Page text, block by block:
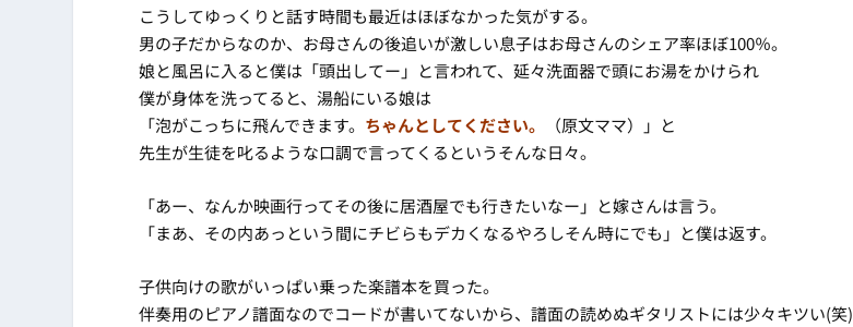
こうしてゆっくりと話す時間も最近はほぼなかった気がする。
男の子だからなのか、お母さんの後追いが激しい息子はお母さんのシェア率ほぼ100％。
娘と風呂に入ると僕は「頭出してー」と言われて、延々洗面器で頭にお湯をかけられ
僕が身体を洗ってると、湯船にいる娘は
「泡がこっちに飛んできます。 ちゃんとしてください。
（原文ママ）」と
先生が生徒を叱るような口調で言ってくるというそんな日々。
「あー、なんか映画行ってその後に居酒屋でも行きたいなー」と嫁さんは言う。
「まあ、その内あっという間にチビらもデカくなるやろしそん時にでも」と僕は返す。
子供向けの歌がいっぱい乗った楽譜本を買った。
伴奏用のピアノ譜面なのでコードが書いてないから、譜面の読めぬギタリストには少々キツい(笑)